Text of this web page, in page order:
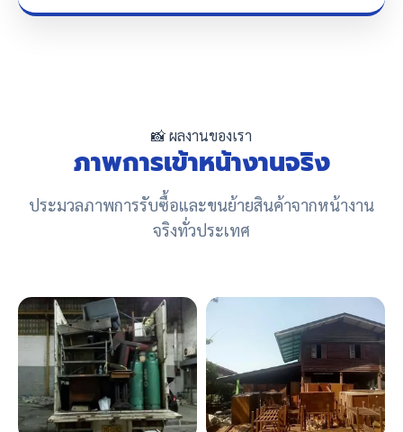
📸 ผลงานของเรา
ภาพการเข้าหน้างานจริง
ประมวลภาพการรับซื้อและขนย้ายสินค้าจากหน้างาน
จริงทั่วประเทศ